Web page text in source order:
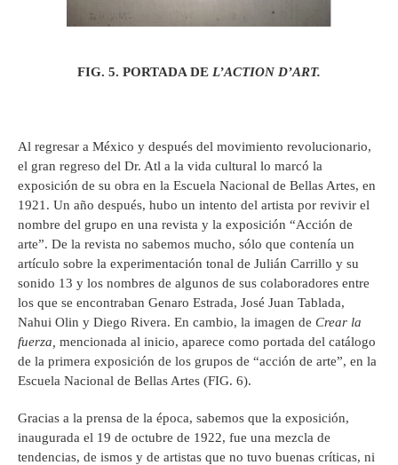
FIG. 5. PORTADA DE L’ACTION D’ART.
Al regresar a México y después del movimiento revolucionario,
el gran regreso del Dr. Atl a la vida cultural lo marcó la
exposición de su obra en la Escuela Nacional de Bellas Artes, en
1921. Un año después, hubo un intento del artista por revivir el
nombre del grupo en una revista y la exposición “Acción de
arte”. De la revista no sabemos mucho, sólo que contenía un
artículo sobre la experimentación tonal de Julián Carrillo y su
sonido 13 y los nombres de algunos de sus colaboradores entre
los que se encontraban Genaro Estrada, José Juan Tablada,
Nahui Olin y Diego Rivera. En cambio, la imagen de Crear la
fuerza, mencionada al inicio, aparece como portada del catálogo
de la primera exposición de los grupos de “acción de arte”, en la
Escuela Nacional de Bellas Artes (FIG. 6).
Gracias a la prensa de la época, sabemos que la exposición,
inaugurada el 19 de octubre de 1922, fue una mezcla de
tendencias, de ismos y de artistas que no tuvo buenas críticas, ni